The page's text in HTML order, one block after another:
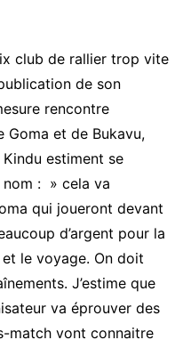
club de rallier trop vite
de son
rencontre
Goma et de Bukavu,
estiment se
nom : » cela va
qui joueront devant
d’argent pour la
le voyage. On doit
J’estime que
va éprouver des
match vont connaitre